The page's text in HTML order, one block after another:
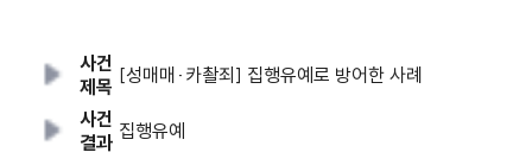
사건
제목 [성매매·카촬죄] 집행유예로 방어한 사례
사건
결과 집행유예